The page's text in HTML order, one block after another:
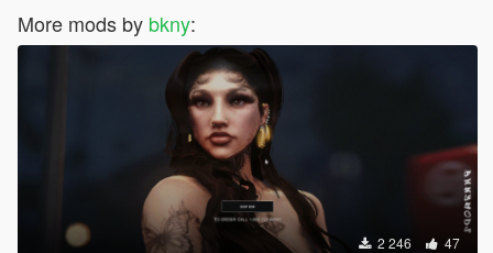
More mods by bkny:
2 246 47